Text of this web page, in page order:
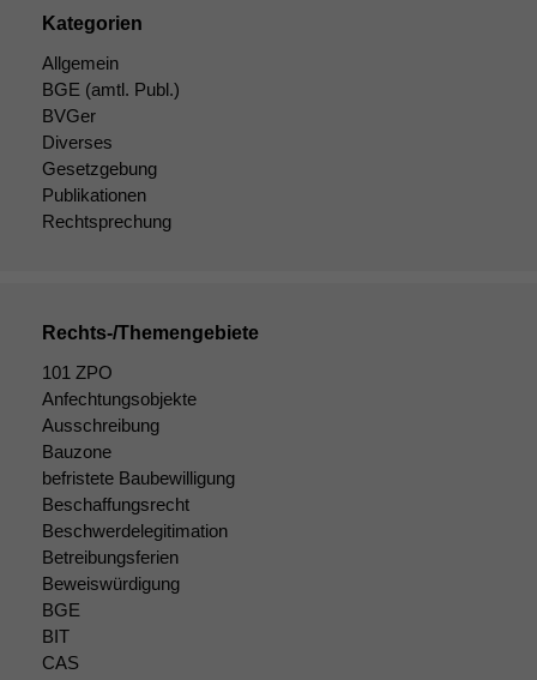
Kategorien
Allgemein
BGE (amtl. Publ.)
BVGer
Diverses
Gesetzgebung
Publikationen
Rechtsprechung
Rechts-/Themengebiete
101 ZPO
Anfechtungsobjekte
Ausschreibung
Bauzone
befristete Baubewilligung
Beschaffungsrecht
Beschwerdelegitimation
Betreibungsferien
Beweiswürdigung
BGE
BIT
CAS